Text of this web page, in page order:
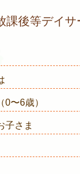
課後等デイ
（0〜6歳）
子さま